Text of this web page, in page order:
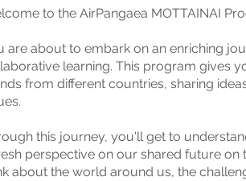
to the AirPangaea MOTTAINAI
are about to embark on an enriching
learning. This program gives
from different countries, sharing
this journey, you'll get to
perspective on our shared future on
about the world around us, the